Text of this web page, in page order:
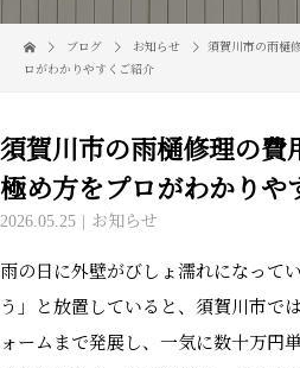
ブログ お知らせ
須賀川市の雨樋
ロがわかりやすくご紹介
須賀川市の雨樋修理の費
極め方をプロがわかりや
2026.05.25 お知らせ
雨の日に外壁がびしょ濡れになって
う」と放置していると、須賀川市で
ォームまで発展し、一気に数十万円